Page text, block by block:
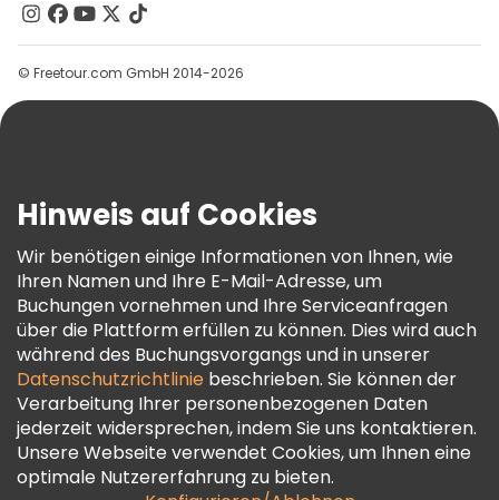
Kontakt
Gruppen
Hilfe
AGB Und Rechtliches
Cookie-Richtlinie
Freetour Auszeichnungen
Treueprogramm
© Freetour.com GmbH 2014-2026
Hinweis auf Cookies
Wir benötigen einige Informationen von Ihnen, wie
Ihren Namen und Ihre E-Mail-Adresse, um
Buchungen vornehmen und Ihre Serviceanfragen
über die Plattform erfüllen zu können. Dies wird auch
während des Buchungsvorgangs und in unserer
Datenschutzrichtlinie beschrieben. Sie können der
Verarbeitung Ihrer personenbezogenen Daten
jederzeit widersprechen, indem Sie uns kontaktieren.
Unsere Webseite verwendet Cookies, um Ihnen eine
optimale Nutzererfahrung zu bieten.